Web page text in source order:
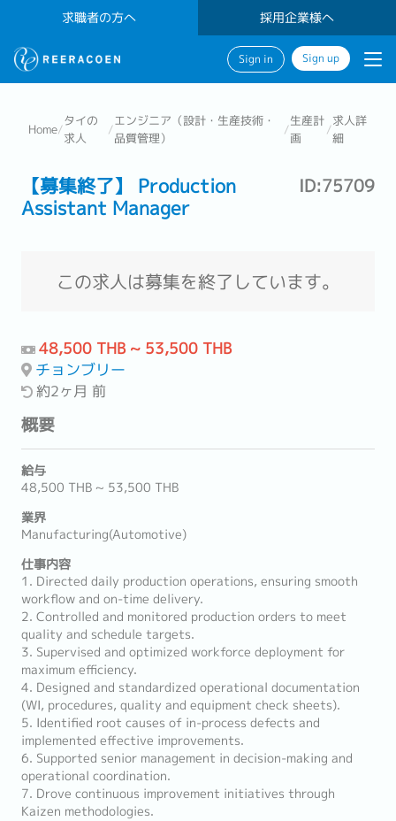
求職者の方へ 採用企業様へ
Sign in Sign up
Home/
タイの
求人
/
エンジニア（設計・生産技術・
品質管理）
/
生産計
画
/
求人詳
細
【募集終了】 Production
Assistant Manager
ID:75709
この求人は募集を終了しています。
48,500 THB ~ 53,500 THB
チョンブリー
約2ヶ月 前
概要
給与
48,500 THB ~ 53,500 THB
業界
Manufacturing(Automotive)
仕事内容
1. Directed daily production operations, ensuring smooth
workflow and on-time delivery.
2. Controlled and monitored production orders to meet
quality and schedule targets.
3. Supervised and optimized workforce deployment for
maximum efficiency.
4. Designed and standardized operational documentation
(WI, procedures, quality and equipment check sheets).
5. Identified root causes of in-process defects and
implemented effective improvements.
6. Supported senior management in decision-making and
operational coordination.
7. Drove continuous improvement initiatives through
Kaizen methodologies.